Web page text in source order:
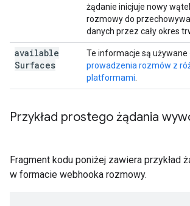
żądanie inicjuje nowy
rozmowy do
danych przez cały okres
available
Surfaces
Te informacje są używane
prowadzenia rozmów z
platformami
Przykład prostego żądania
Fragment kodu poniżej zawiera przykład
w formacie webhooka rozmowy.